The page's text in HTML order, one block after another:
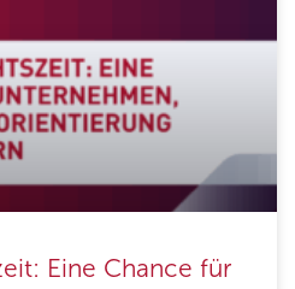
Eine Chance für